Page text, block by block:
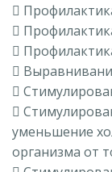






уменьшение
организма от